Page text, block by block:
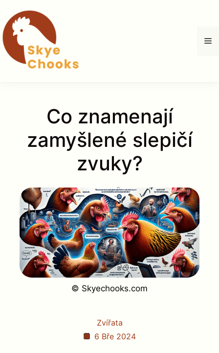
na
obsah
Co znamenají
zamyšlené slepičí
zvuky?
© Skyechooks.com
Zvířata
6 Bře 2024